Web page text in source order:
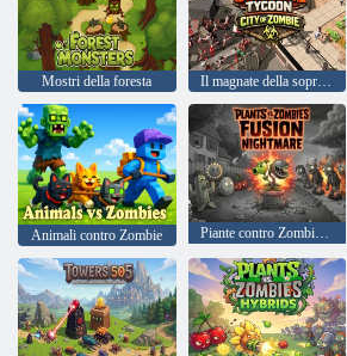
Mostri della foresta Il magnate della sopravvivenza Città degli zombi
Animali contro Zombie Piante contro Zombies Fusion Incubo